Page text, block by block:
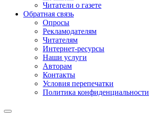
Читатели о газете
Обратная связь
Опросы
Рекламодателям
Читателям
Интернет-ресурсы
Наши услуги
Авторам
Контакты
Условия перепечатки
Политика конфиденциальности